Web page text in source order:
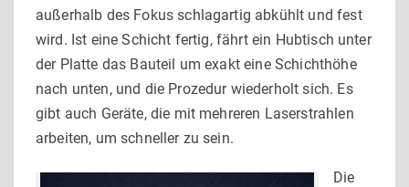
außerhalb des Fokus schlagartig abkühlt und fest
wird. Ist eine Schicht fertig, fährt ein Hubtisch unter
der Platte das Bauteil um exakt eine Schichthöhe
nach unten, und die Prozedur wiederholt sich. Es
gibt auch Geräte, die mit mehreren Laserstrahlen
arbeiten, um schneller zu sein.
Die